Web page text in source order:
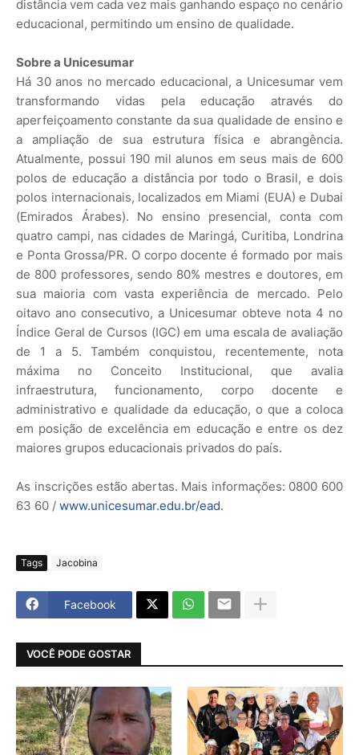
distância vem cada vez mais ganhando espaço no cenário
educacional, permitindo um ensino de qualidade.
Sobre a Unicesumar
Há 30 anos no mercado educacional, a Unicesumar vem
transformando vidas pela educação através do
aperfeiçoamento constante da sua qualidade de ensino e
a ampliação de sua estrutura física e abrangência.
Atualmente, possui 190 mil alunos em seus mais de 600
polos de educação a distância por todo o Brasil, e dois
polos internacionais, localizados em Miami (EUA) e Dubai
(Emirados Árabes). No ensino presencial, conta com
quatro campi, nas cidades de Maringá, Curitiba, Londrina
e Ponta Grossa/PR. O corpo docente é formado por mais
de 800 professores, sendo 80% mestres e doutores, em
sua maioria com vasta experiência de mercado. Pelo
oitavo ano consecutivo, a Unicesumar obteve nota 4 no
Índice Geral de Cursos (IGC) em uma escala de avaliação
de 1 a 5. Também conquistou, recentemente, nota
máxima no Conceito Institucional, que avalia
infraestrutura, funcionamento, corpo docente e
administrativo e qualidade da educação, o que a coloca
em posição de excelência em educação e entre os dez
maiores grupos educacionais privados do país.
As inscrições estão abertas. Mais informações: 0800 600
63 60 / www.unicesumar.edu.br/ead.
Tags Jacobina
Facebook
VOCÊ PODE GOSTAR